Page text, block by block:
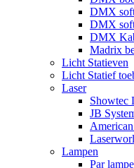
DMX
DMX
DMX
Madrix
Licht Statieven
Licht Statief
Laser
Showtec
JB
Lampen
Par